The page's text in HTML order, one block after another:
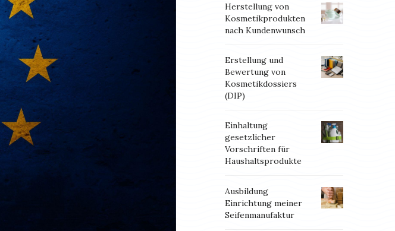
Herstellung von
Kosmetikprodukten
nach Kundenwunsch
Erstellung und
Bewertung von
Kosmetikdossiers
(DIP)
Einhaltung
gesetzlicher
Vorschriften für
Haushaltsprodukte
Ausbildung
Einrichtung meiner
Seifenmanufaktur